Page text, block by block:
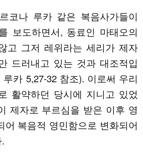
코나 루카 같은 복음사가들이
보도하면서, 동료인 마태오의
고 그저 레위라는 세리가 제자
드러내고 있는 것과 대조적입
루카 5,27-32 참조). 이로써 우리
활약하던 당시에 지니고 있었
제자로 부르심을 받은 이후 영
어 복음적 영민함으로 변화되어